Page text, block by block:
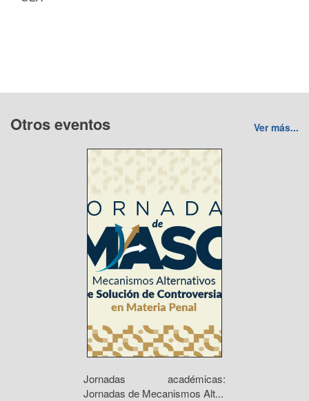
Otros eventos Ver más...
Jornadas académicas:
Jornadas de Mecanismos Alt...